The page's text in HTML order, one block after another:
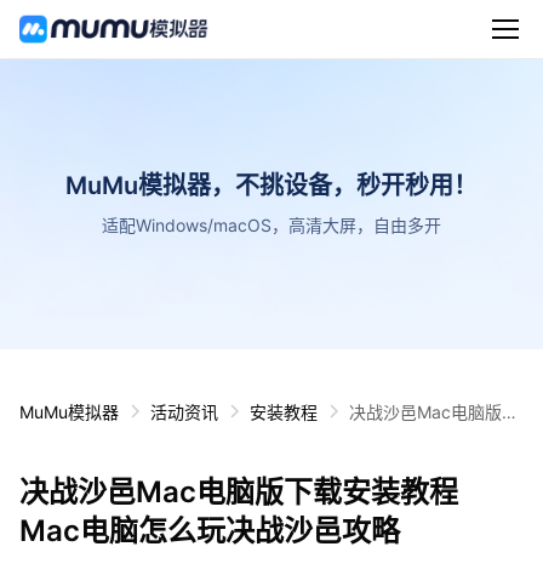
MuMu模拟器，不挑设备，秒开秒用！
适配Windows/macOS，高清大屏，自由多开
MuMu模拟器 活动资讯 安装教程
决战沙邑Mac电脑版下
决战沙邑Mac电脑版下载安装教程
Mac电脑怎么玩决战沙邑攻略